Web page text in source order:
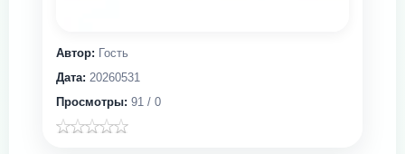
Автор: Гость
Дата: 20260531
Просмотры: 91 / 0